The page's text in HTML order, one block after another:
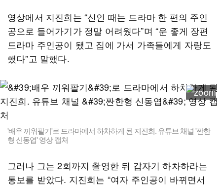
영상에서 지진희는 “신인 때는 드라마 한 편의 주인
공으로 들어가기가 정말 어려웠다”며 “운 좋게 장편
드라마 주인공이 됐고 집에 가서 가족들에게 자랑도
했다”고 말했다.
'배우 끼워팔기'로 드라마에서 하차하게 된 지진희. 유튜브 채널 '짠한
형 신동엽' 영상 캡처
그러나 그는 2회까지 촬영한 뒤 갑자기 하차하라는
통보를 받았다. 지진희는 “여자 주인공이 바뀌면서